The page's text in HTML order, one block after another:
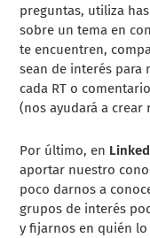
preguntas, utiliza
sobre un tema en
te encuentren,
sean de interés para
cada RT o
(nos ayudará a crear
Por último, en
aportar nuestro
poco darnos a
grupos de interés
y fijarnos en quién